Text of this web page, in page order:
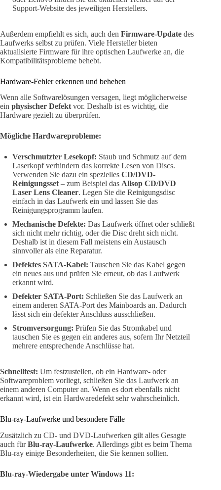
Support-Website des jeweiligen Herstellers.
Außerdem empfiehlt es sich, auch den Firmware-Update des
Laufwerks selbst zu prüfen. Viele Hersteller bieten
aktualisierte Firmware für ihre optischen Laufwerke an, die
Kompatibilitätsprobleme behebt.
Hardware-Fehler erkennen und beheben
Wenn alle Softwarelösungen versagen, liegt möglicherweise
ein physischer Defekt vor. Deshalb ist es wichtig, die
Hardware gezielt zu überprüfen.
Mögliche Hardwareprobleme:
Verschmutzter Lesekopf: Staub und Schmutz auf dem
Laserkopf verhindern das korrekte Lesen von Discs.
Verwenden Sie dazu ein spezielles CD/DVD-
Reinigungsset – zum Beispiel das Allsop CD/DVD
Laser Lens Cleaner. Legen Sie die Reinigungsdisc
einfach in das Laufwerk ein und lassen Sie das
Reinigungsprogramm laufen.
Mechanische Defekte: Das Laufwerk öffnet oder schließt
sich nicht mehr richtig, oder die Disc dreht sich nicht.
Deshalb ist in diesem Fall meistens ein Austausch
sinnvoller als eine Reparatur.
Defektes SATA-Kabel: Tauschen Sie das Kabel gegen
ein neues aus und prüfen Sie erneut, ob das Laufwerk
erkannt wird.
Defekter SATA-Port: Schließen Sie das Laufwerk an
einem anderen SATA-Port des Mainboards an. Dadurch
lässt sich ein defekter Anschluss ausschließen.
Stromversorgung: Prüfen Sie das Stromkabel und
tauschen Sie es gegen ein anderes aus, sofern Ihr Netzteil
mehrere entsprechende Anschlüsse hat.
Schnelltest: Um festzustellen, ob ein Hardware- oder
Softwareproblem vorliegt, schließen Sie das Laufwerk an
einem anderen Computer an. Wenn es dort ebenfalls nicht
erkannt wird, ist ein Hardwaredefekt sehr wahrscheinlich.
Blu-ray-Laufwerke und besondere Fälle
Zusätzlich zu CD- und DVD-Laufwerken gilt alles Gesagte
auch fürBlu-ray-Laufwerke. Allerdings gibt es beim Thema
Blu-ray einige Besonderheiten, die Sie kennen sollten.
Blu-ray-Wiedergabe unter Windows 11: